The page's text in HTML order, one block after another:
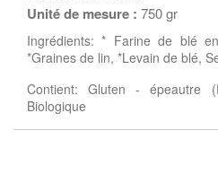
Unité de mesure : 750 gr
Ingrédients: * Farine de blé
*Graines de lin, *Levain de blé,
Contient: Gluten - épeautre
Biologique